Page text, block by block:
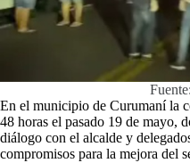
En el municipio de Curumaní la
48 horas el pasado 19 de mayo,
diálogo con el alcalde y
compromisos para la mejora del